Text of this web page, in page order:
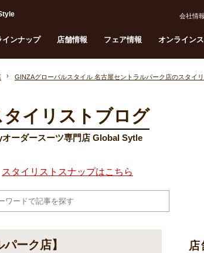
インナップ 店舗情報 フェア情報 オンライン
会社情報
GINZAグローバルスタイル 名古屋セントラルパーク店のスタイ
タイリストブログ
オーダースーツ専門店 Global Sytle
スタイリストスナップはこちら
ーク店】 店